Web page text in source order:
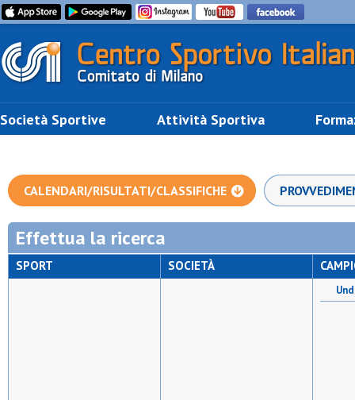
Società Sportive Attività Sportiva
CALENDARI/RISULTATI/CLASSIFICHE
Effettua la ricerca
SPORT SOCIETÀ